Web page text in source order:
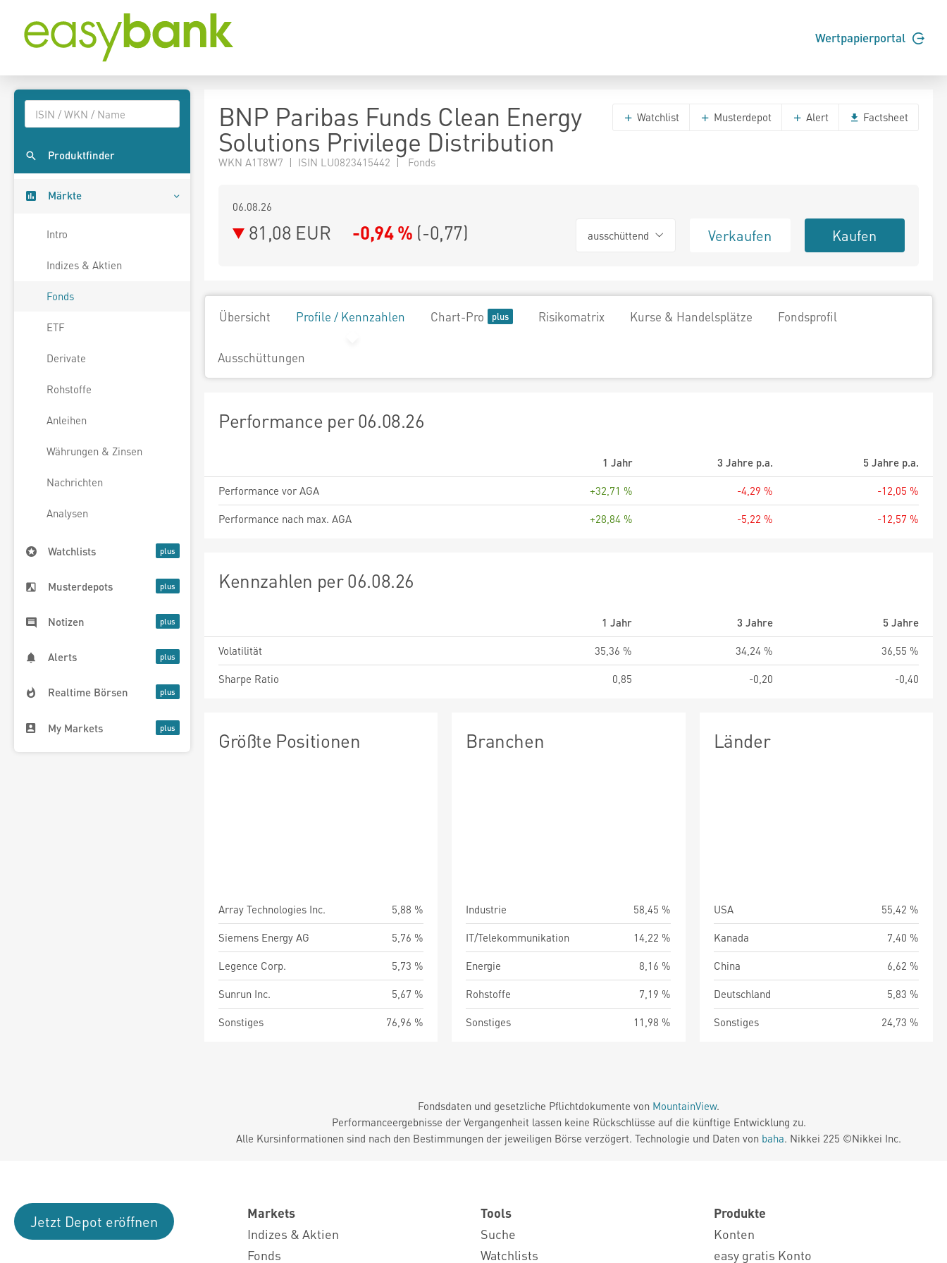
Wertpapierportal
Produktfinder
Märkte
Intro
Indizes & Aktien
Fonds
ETF
Derivate
Rohstoffe
Anleihen
Währungen & Zinsen
Nachrichten
Analysen
Watchlists
Musterdepots
Notizen
Alerts
Realtime Börsen
My Markets
BNP Paribas Funds Clean Energy
Solutions Privilege Distribution
WKN A1T8W7 | ISIN LU0823415442 | Fonds
Watchlist Musterdepot Alert Factsheet
06.08.26
81,08 EUR -0,94 % (-0,77) ausschüttend Verkaufen Kaufen
Übersicht Profile / Kennzahlen Chart-Pro Risikomatrix Kurse & Handelsplätze Fondsprofil
Ausschüttungen
Performance per 06.08.26
1 Jahr 3 Jahre p.a.
5 Jahre p.a.
Performance vor AGA
+32,71 % -4,29 %
-12,05 %
Performance nach max. AGA
+28,84 % -5,22 % -12,57 %
Kennzahlen per 06.08.26
1 Jahr 3 Jahre
5 Jahre
Volatilität
35,36 % 34,24 %
36,55 %
Sharpe Ratio
0,85 -0,20 -0,40
Größte Positionen
Array Technologies Inc.
5,88 %
Siemens Energy AG
5,76 %
Legence Corp.
5,73 %
Sunrun Inc.
5,67 %
Sonstiges
76,96 %
Branchen
Industrie
58,45 %
IT/Telekommunikation
14,22 %
Energie
8,16 %
Rohstoffe
7,19 %
Sonstiges
11,98 %
Länder
USA
55,42 %
Kanada
7,40 %
China
6,62 %
Deutschland
5,83 %
Sonstiges
24,73 %
Fondsdaten und gesetzliche Pflichtdokumente von MountainView.
Performanceergebnisse der Vergangenheit lassen keine Rückschlüsse auf die künftige Entwicklung zu.
Alle Kursinformationen sind nach den Bestimmungen der jeweiligen Börse verzögert. Technologie und Daten von baha. Nikkei 225 ©Nikkei Inc.
Jetzt Depot eröffnen
Markets
Indizes & Aktien
Fonds
Tools
Suche
Watchlists
Produkte
Konten
easy gratis Konto